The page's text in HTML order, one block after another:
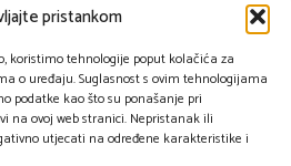
pristankom
koristimo tehnologije poput kolačića za
o uređaju. Suglasnost s ovim tehnologijama
podatke kao što su ponašanje pri
na ovoj web stranici. Nepristanak ili
utjecati na određene karakteristike i
korištenja
vrijeme
Zaposlenje